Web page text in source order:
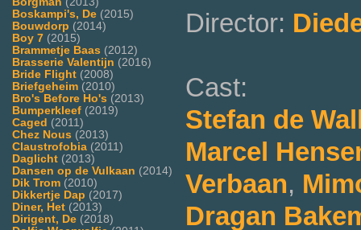
Boskampi's, De (2015)
Bouwdorp (2014)
Boy 7 (2015)
Brammetje Baas (2012)
Brasserie Valentijn (2016)
Bride Flight (2008)
Briefgeheim (2010)
Bro's Before Ho's (2013)
Bumperkleef (2019)
Caged (2011)
Chez Nous (2013)
Claustrofobia (2011)
Daglicht (2013)
Dansen op de Vulkaan (2014)
Dik Trom (2010)
Dikkertje Dap (2017)
Diner, Het (2013)
Dirigent, De (2018)
Director:
Cast:
Stefan de
Marcel
Verbaan,
Dragan